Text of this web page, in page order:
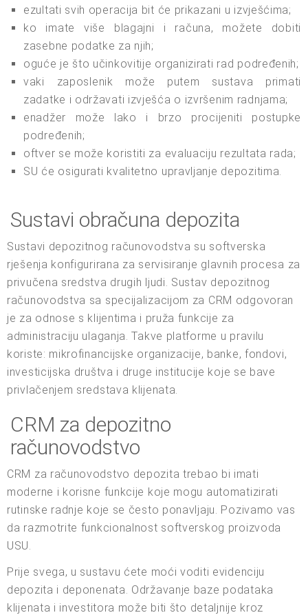
ezultati svih operacija bit će prikazani u izvješćima;
ko imate više blagajni i računa, možete dobiti
zasebne podatke za njih;
oguće je što učinkovitije organizirati rad podređenih;
vaki zaposlenik može putem sustava primati
zadatke i održavati izvješća o izvršenim radnjama;
enadžer može lako i brzo procijeniti postupke
podređenih;
oftver se može koristiti za evaluaciju rezultata rada;
SU će osigurati kvalitetno upravljanje depozitima.
Sustavi obračuna depozita
Sustavi depozitnog računovodstva su softverska
rješenja konfigurirana za servisiranje glavnih procesa za
privučena sredstva drugih ljudi. Sustav depozitnog
računovodstva sa specijalizacijom za CRM odgovoran
je za odnose s klijentima i pruža funkcije za
administraciju ulaganja. Takve platforme u pravilu
koriste: mikrofinancijske organizacije, banke, fondovi,
investicijska društva i druge institucije koje se bave
privlačenjem sredstava klijenata.
CRM za depozitno
računovodstvo
CRM za računovodstvo depozita trebao bi imati
moderne i korisne funkcije koje mogu automatizirati
rutinske radnje koje se često ponavljaju. Pozivamo vas
da razmotrite funkcionalnost softverskog proizvoda
USU.
Prije svega, u sustavu ćete moći voditi evidenciju
depozita i deponenata. Održavanje baze podataka
klijenata i investitora može biti što detaljnije kroz